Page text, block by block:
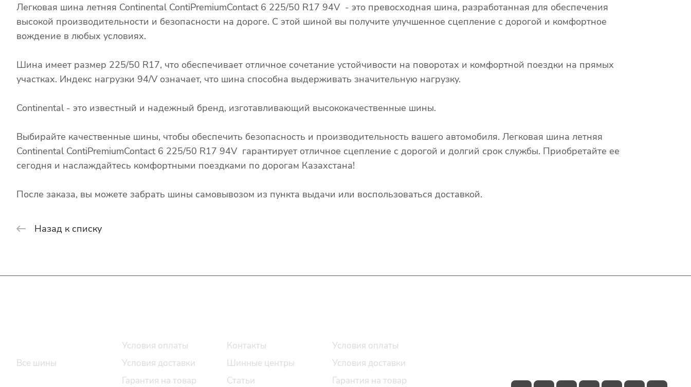
Легковая шина летняя Continental ContiPremiumContact 6 225/50 R17 94V - это превосходная шина, разработанная для обеспечения
высокой производительности и безопасности на дороге. С этой шиной вы получите улучшенное сцепление с дорогой и комфортное
вождение в любых условиях.
Шина имеет размер 225/50 R17, что обеспечивает отличное сочетание устойчивости на поворотах и комфортной поездки на прямых
участках. Индекс нагрузки 94/V означает, что шина способна выдерживать значительную нагрузку.
Continental - это известный и надежный бренд, изготавливающий высококачественные шины.
Выбирайте качественные шины, чтобы обеспечить безопасность и производительность вашего автомобиля. Легковая шина летняя
Continental ContiPremiumContact 6 225/50 R17 94V гарантирует отличное сцепление с дорогой и долгий срок службы. Приобретайте ее
сегодня и наслаждайтесь комфортными поездками по дорогам Казахстана!
После заказа, вы можете забрать шины самовывозом из пункта выдачи или воспользоваться доставкой.
Назад к списку
Все шины
Условия оплаты
Условия доставки
Гарантия на товар
Контакты
Шинные центры
Статьи
Условия оплаты
Условия доставки
Гарантия на товар